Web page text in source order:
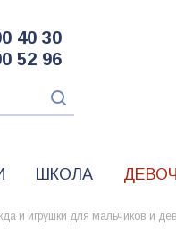
40 30
52 96
ШКОЛА
и игрушки для мальчиков и